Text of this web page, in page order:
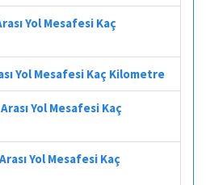
Yol Mesafesi Kaç
Yol Mesafesi Kaç Kilometre
Yol Mesafesi Kaç
Yol Mesafesi Kaç